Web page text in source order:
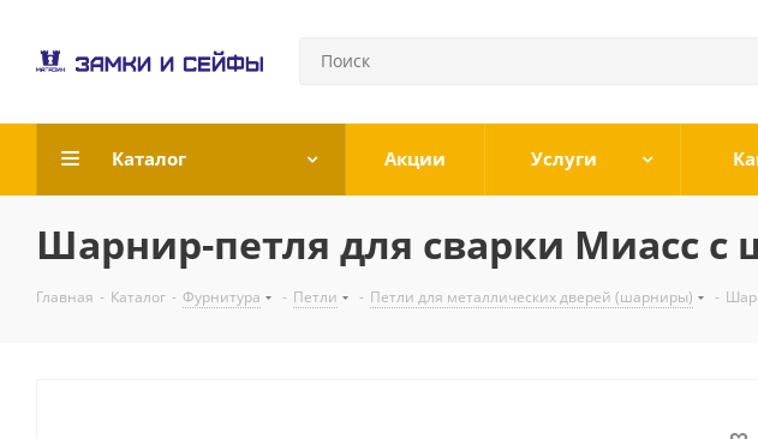
Каталог Акции Услуги
Шарнир-петля для сварки Миасс с
Главная - Каталог - Фурнитура - Петли - Петли для металлических дверей (шарниры) -